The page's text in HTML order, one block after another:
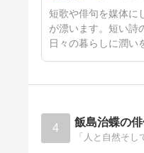
9日前
短歌や俳句を媒体に
が漂います。短い詩
日々の暮らしに潤い
4 飯島治蝶の
「人と自然そ